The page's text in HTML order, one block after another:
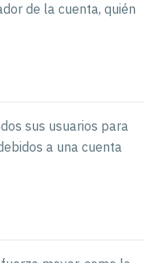
de la cuenta, quién
sus usuarios para
a una cuenta